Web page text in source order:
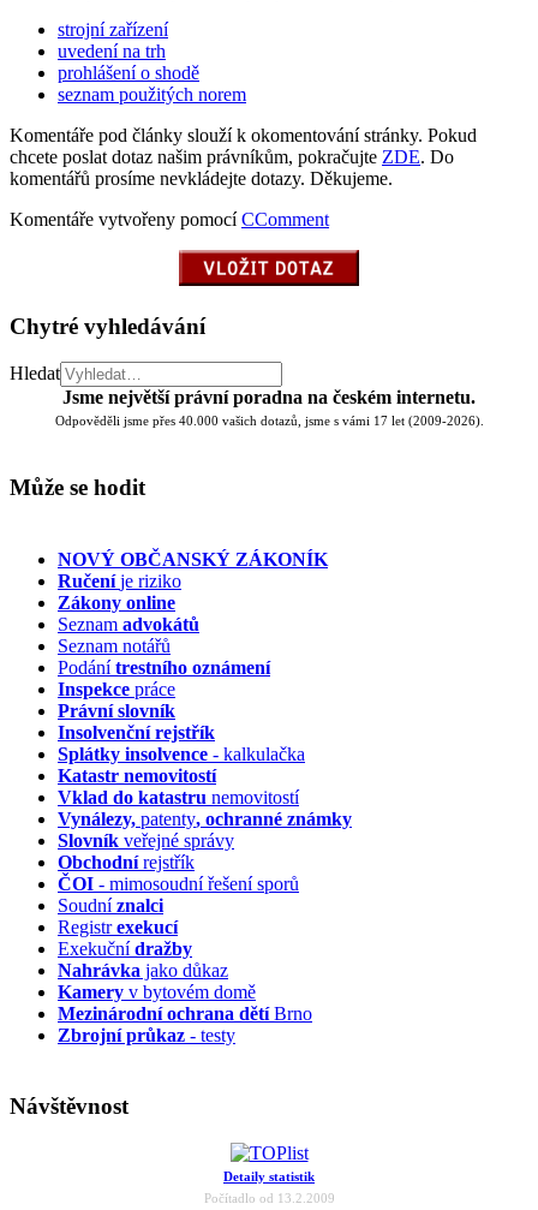
strojní zařízení
uvedení na trh
prohlášení o shodě
seznam použitých norem
Komentáře pod články slouží k okomentování stránky. Pokud
chcete poslat dotaz našim právníkům, pokračujte ZDE. Do
komentářů prosíme nevkládejte dotazy. Děkujeme.
Komentáře vytvořeny pomocíCComment
Chytré vyhledávání
Hledat
Jsme největší právní poradna na českém internetu.
Odpověděli jsme přes 40.000 vašich dotazů, jsme s vámi 17 let (2009-2026).
Může se hodit
NOVÝ OBČANSKÝ ZÁKONÍK
Ručeníje riziko
Zákony online
Seznam advokátů
Seznam notářů
Podánítrestního oznámení
Inspekce práce
Právní slovník
Insolvenčnírejstřík
Splátky insolvence - kalkulačka
Katastr nemovitostí
Vklad do katastru nemovitostí
Vynálezy, patenty, ochranné známky
Slovník veřejné správy
Obchodnírejstřík
ČOI - mimosoudní řešení sporů
Soudníznalci
Registrexekucí
Exekučnídražby
Nahrávka jako důkaz
Kamery v bytovém domě
Mezinárodní ochrana dětíBrno
Zbrojní průkaz - testy
Návštěvnost
Detaily statistik
Počítadlo od 13.2.2009